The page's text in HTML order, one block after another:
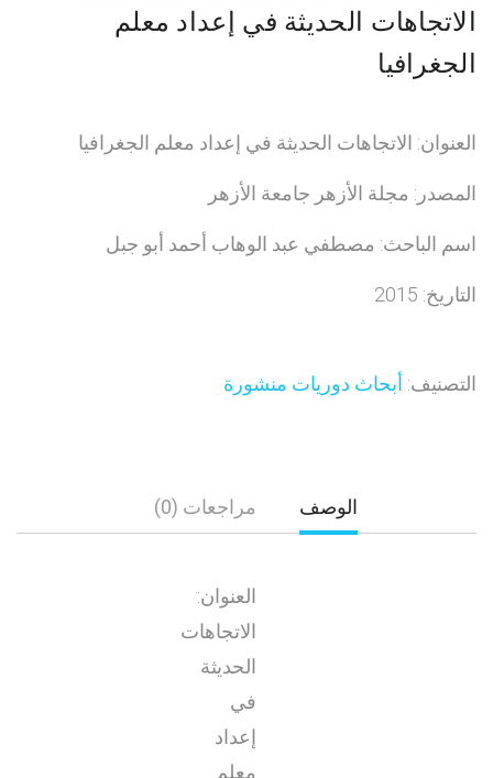
الاتجاهات الحديثة في إعداد معلم
الجغرافيا
العنوان: الاتجاهات الحديثة في إعداد معلم الجغرافيا
المصدر: مجلة الأزهر جامعة الأزهر
اسم الباحث: مصطفي عبد الوهاب أحمد أبو جبل
التاريخ: 2015
التصنيف: أبحاث دوريات منشورة
الوصف مراجعات (0)
العنوان:
الاتجاهات
الحديثة
في
إعداد
معلم